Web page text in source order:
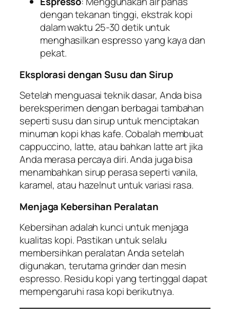
dengan tekanan tinggi, ekstrak kopi
dalam waktu 25-30 detik untuk
menghasilkan espresso yang kaya dan
pekat.
Eksplorasi dengan Susu dan Sirup
Setelah menguasai teknik dasar, Anda bisa
bereksperimen dengan berbagai tambahan
seperti susu dan sirup untuk menciptakan
minuman kopi khas kafe. Cobalah membuat
cappuccino, latte, atau bahkan latte art jika
Anda merasa percaya diri. Anda juga bisa
menambahkan sirup perasa seperti vanila,
karamel, atau hazelnut untuk variasi rasa.
Menjaga Kebersihan Peralatan
Kebersihan adalah kunci untuk menjaga
kualitas kopi. Pastikan untuk selalu
membersihkan peralatan Anda setelah
digunakan, terutama grinder dan mesin
espresso. Residu kopi yang tertinggal dapat
mempengaruhi rasa kopi berikutnya.